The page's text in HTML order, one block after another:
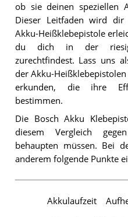
ob sie deinen speziellen
Dieser Leitfaden wird
Akku-Heißklebepistole
du dich in der
zurechtfindest. Lass uns
der Akku-
erkunden, die ihre
bestimmen.
Die Bosch Akku
diesem Vergleich
behaupten müssen. Bei
anderem folgende Punkte
Akkulaufzeit